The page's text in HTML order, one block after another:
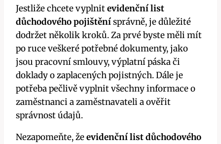
Jestliže chcete vyplnitevidenční list
důchodového pojištěnísprávně, je důležité
dodržet několik kroků. Za prvé byste měli mít
po ruce veškeré potřebné dokumenty, jako
jsou pracovní smlouvy, výplatní páska či
doklady o zaplacených pojistných. Dále je
potřeba pečlivě vyplnit všechny informace o
zaměstnanci a zaměstnavateli a ověřit
správnost údajů.
Nezapomeňte, žeevidenční list důchodového